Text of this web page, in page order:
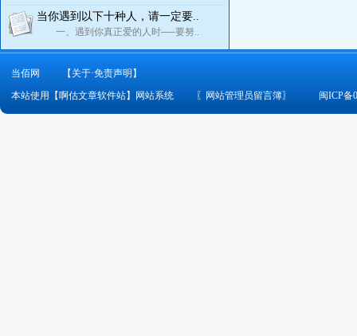
当你遇到以下十种人，请一定要..
一、遇到你真正爱的人时──要努..
当佰网
【关于·免责声明】
本站使用【啊估文章软件站】网站系统
〖 网站管理员留言簿〗 闽ICP备